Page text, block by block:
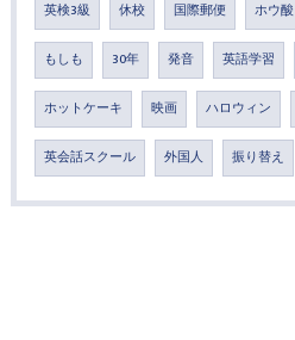
英検3級 休校 国際郵便 ホウ酸
もしも 30年 発音 英語学習
ホットケーキ 映画 ハロウィン
英会話スクール 外国人 振り替え